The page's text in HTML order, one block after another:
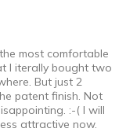
most comfortable
I iterally bought two
But just 2
patent finish. Not
:-( I will
attractive now.